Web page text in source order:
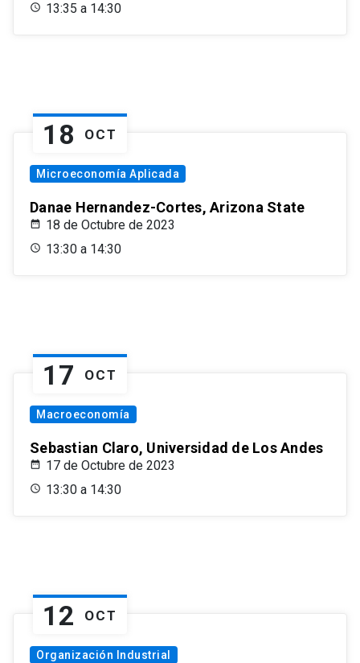
13:35 a 14:30
18 OCT
Microeconomía Aplicada
Danae Hernandez-Cortes, Arizona State
18 de Octubre de 2023
13:30 a 14:30
17 OCT
Macroeconomía
Sebastian Claro, Universidad de Los Andes
17 de Octubre de 2023
13:30 a 14:30
12 OCT
Organización Industrial